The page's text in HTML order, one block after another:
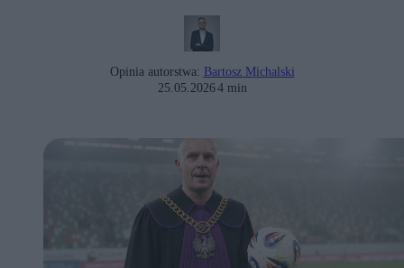
Opinia autorstwa: Bartosz Michalski
25.05.20264 min